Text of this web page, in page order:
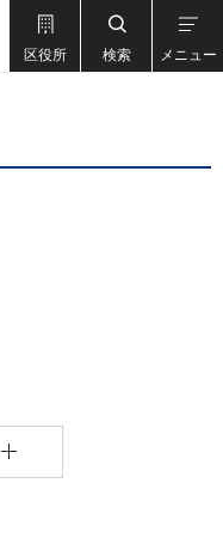
区役所 検索 メニュー